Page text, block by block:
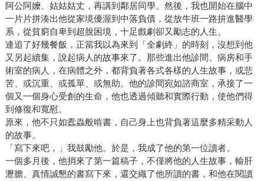
阿公阿嬤、姑姑姑丈，再講到鄰居同學。然後，我也開始在腦中
一片片拼湊出他從家境優渥到中落負債，從放牛班一路拚進醫學
系，從貧窮自卑到超脫困境，十足戲劇卻又勵志的人生。
連追了好幾餐飯，正當我以為來到「全劇終」的時刻，沒想到他
又另起續集，說起病人的故事來了。那些進出他診間、病房和手
術室的病人，在病體之外，都背負著各式各樣的人生故事，或悲
苦、或沉重、或孤單、或無助。他的診間宛如諮商室，承接了一
個又一個身心受創的生命，他也透過傾聽和實際行動，使他們得
到修復和寬慰。
原來，他不只如蠹蟲般啃書，自己身上也背負著這麼多精采動人
的故事。
「寫下來吧，」我鼓勵他。於是，我成了他的第一位讀者。
一個多月後，他捎來了第一篇稿子，不僅將他的人生故事，輸肝
瀝膽、真情誠懇的書寫下來，還交織了他所讀的書，和他在閱讀